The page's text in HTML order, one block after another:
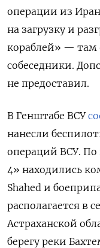
операции из
на загрузку и
кораблей» — там
собеседники.
не предоставил.
В Генштабе ВСУ
нанесли
операций ВСУ.
4» находились
Shahed и
располагается в
Астраханской
берегу реки